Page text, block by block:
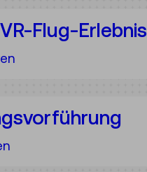
Flug-Erlebnis